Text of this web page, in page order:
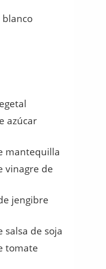
blanco
azúcar
mantequilla
vinagre de
jengibre
salsa de soja
tomate